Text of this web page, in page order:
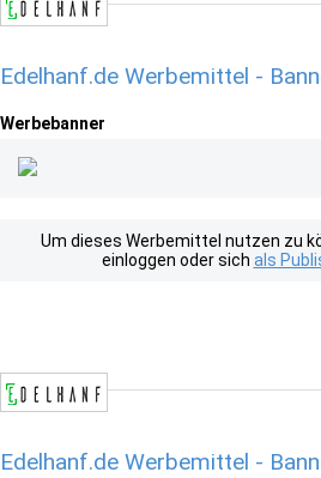
Edelhanf.de Werbemittel -
Werbebanner
Um dieses Werbemittel nutzen zu
einloggen oder sich als
Edelhanf.de Werbemittel -